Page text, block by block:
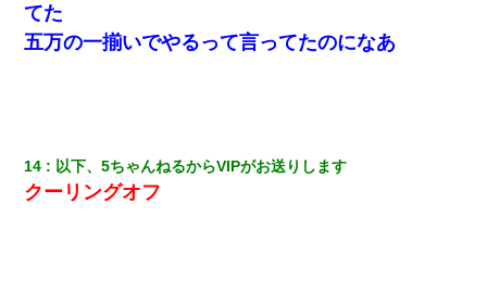
てた
五万の一揃いでやるって言ってたのになあ
14 以下、5ちゃんねるからVIPがお送りします
クーリングオフ